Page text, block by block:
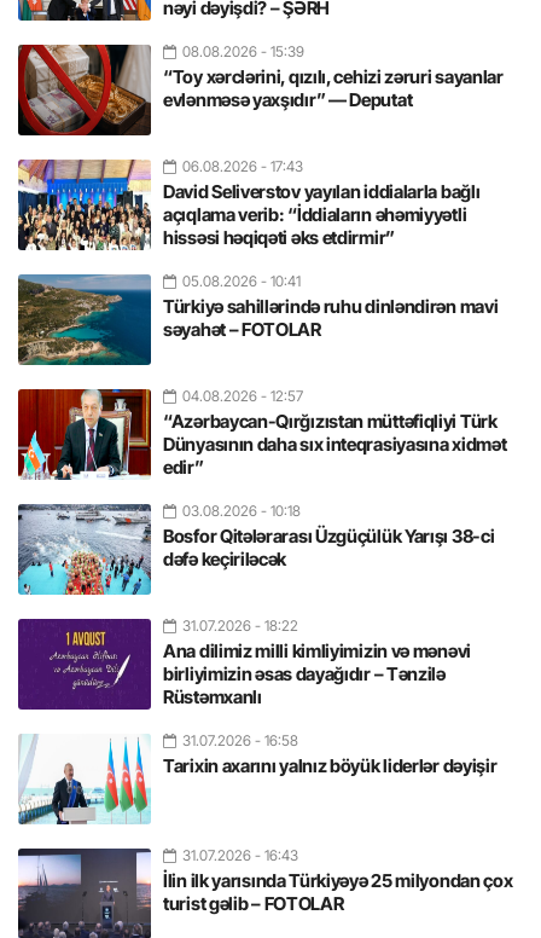
nəyi dəyişdi? – ŞƏRH
08.08.2026 - 15:39
“Toy xərclərini, qızılı, cehizi zəruri sayanlar
evlənməsə yaxşıdır” — Deputat
06.08.2026 - 17:43
David Seliverstov yayılan iddialarla bağlı
açıqlama verib: “İddiaların əhəmiyyətli
hissəsi həqiqəti əks etdirmir”
05.08.2026 - 10:41
Türkiyə sahillərində ruhu dinləndirən mavi
səyahət – FOTOLAR
04.08.2026 - 12:57
“Azərbaycan-Qırğızıstan müttəfiqliyi Türk
Dünyasının daha sıx inteqrasiyasına xidmət
edir”
03.08.2026 - 10:18
Bosfor Qitələrarası Üzgüçülük Yarışı 38-ci
dəfə keçiriləcək
31.07.2026 - 18:22
Ana dilimiz milli kimliyimizin və mənəvi
birliyimizin əsas dayağıdır – Tənzilə
Rüstəmxanlı
31.07.2026 - 16:58
Tarixin axarını yalnız böyük liderlər dəyişir
31.07.2026 - 16:43
İlin ilk yarısında Türkiyəyə 25 milyondan çox
turist gəlib – FOTOLAR